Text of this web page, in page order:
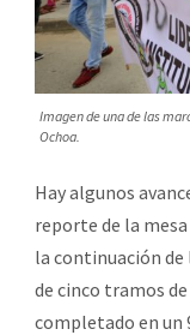
Imagen de una de las
Ochoa.
Hay algunos
reporte de la
la continuación
de cinco tramos
completado en un